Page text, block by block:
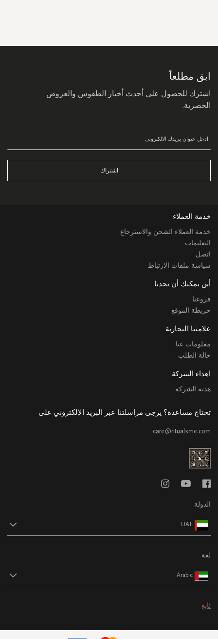
ابق مطلعاً
اشترك للحصول على أحدث أخبار الطقوس والعروض
الحصرية.
اشتراك
خدمة العملاء
خدمة العملاء الشحن والاسترجاع
التعليمات
اتصل
سياسة ملفات الارتباط
أين يمكنك أن تجدنا
فروعنا
خريطة الموقع
علامتنا التجارية
معلومات عنا
حالة الطلب
اهداء الشركة
هدية الشركة
تحتاج مساعدة؟ يرجى مراسلتنا عبر البريد الإلكتروني على
care@ritualsme.com
الدولة
UAE
لغة
Arabic
تابع